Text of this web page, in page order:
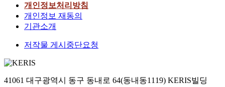
개인정보처리방침
개인정보 재동의
기관소개
저작물 게시중단요청
41061 대구광역시 동구 동내로 64(동내동1119) KERIS빌딩